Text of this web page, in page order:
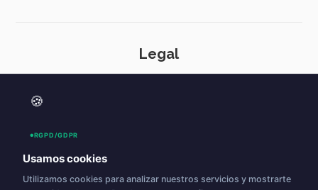
Legal
🍪
RGPD/GDPR
Usamos cookies
Utilizamos cookies para analizar nuestros servicios y mostrarte